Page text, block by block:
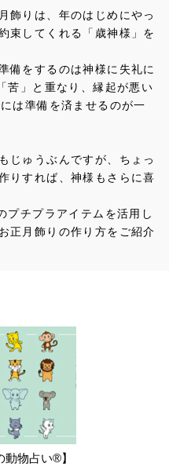
飾りは、年のはじめにやっ
束してくれる「歳神様」を
備をするのは神様に失礼に
苦」と重なり、縁起が悪い
は準備を済ませるのが一
じゅうぶんですが、ちょっ
りすれば、神様もさらに喜
プチプラアイテムを活用し
正月飾りの作り方をご紹介
動物占い®】